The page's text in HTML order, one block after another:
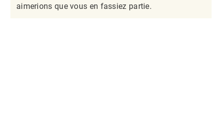
aimerions que vous en fassiez partie.​​​​​​​